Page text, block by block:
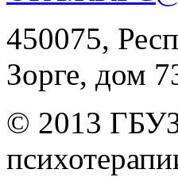
450075,
Зорге, дом
© 2013